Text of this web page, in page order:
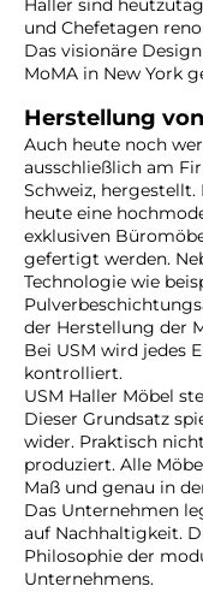
Haller sind
und Chefetagen
Das visionäre
MoMA in New York
Herstellung
Auch heute noch
ausschließlich am
Schweiz, hergestellt.
heute eine
exklusiven
gefertigt werden.
Technologie wie
der Herstellung der
Bei USM wird jedes
kontrolliert.
USM Haller Möbel
Dieser Grundsatz
wider. Praktisch
produziert. Alle
Maß und genau in
Das Unternehmen
auf Nachhaltigkeit.
Philosophie der
Unternehmens.